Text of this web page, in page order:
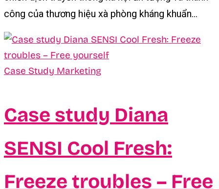
công của thương hiệu xà phòng kháng khuẩn...
Case Study Marketing
Case study Diana
SENSI Cool Fresh:
Freeze troubles – Free